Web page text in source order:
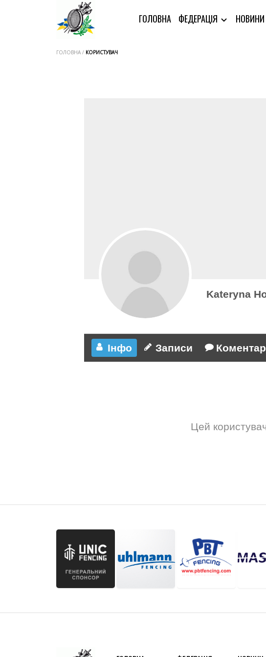
ГОЛОВНА ФЕДЕРАЦІЯ НОВИНИ
ГОЛОВНА / КОРИСТУВАЧ
Kateryna
Інфо Записи
Цей